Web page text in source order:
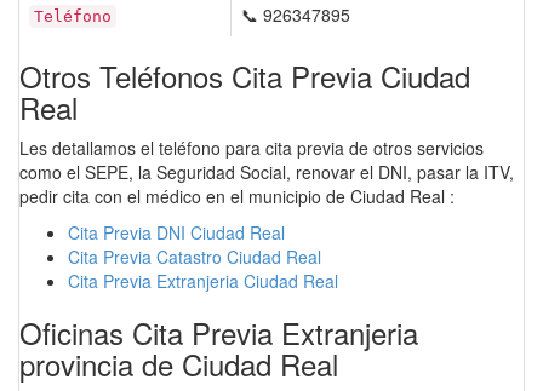
Teléfono 📞 926347895
Otros Teléfonos Cita Previa Ciudad
Real
Les detallamos el teléfono para cita previa de otros servicios
como el SEPE, la Seguridad Social, renovar el DNI, pasar la ITV,
pedir cita con el médico en el municipio de Ciudad Real :
Cita Previa DNI Ciudad Real
Cita Previa Catastro Ciudad Real
Cita Previa Extranjeria Ciudad Real
Oficinas Cita Previa Extranjeria
provincia de Ciudad Real